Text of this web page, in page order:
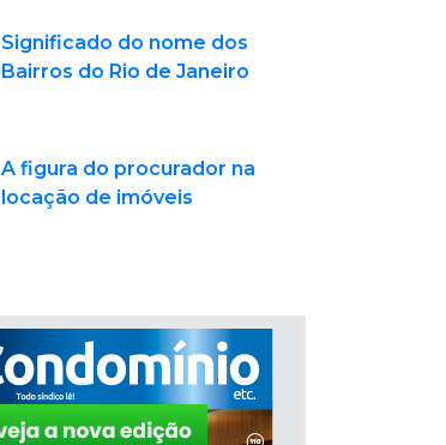
Significado do nome dos
Bairros do Rio de Janeiro
A figura do procurador na
locação de imóveis